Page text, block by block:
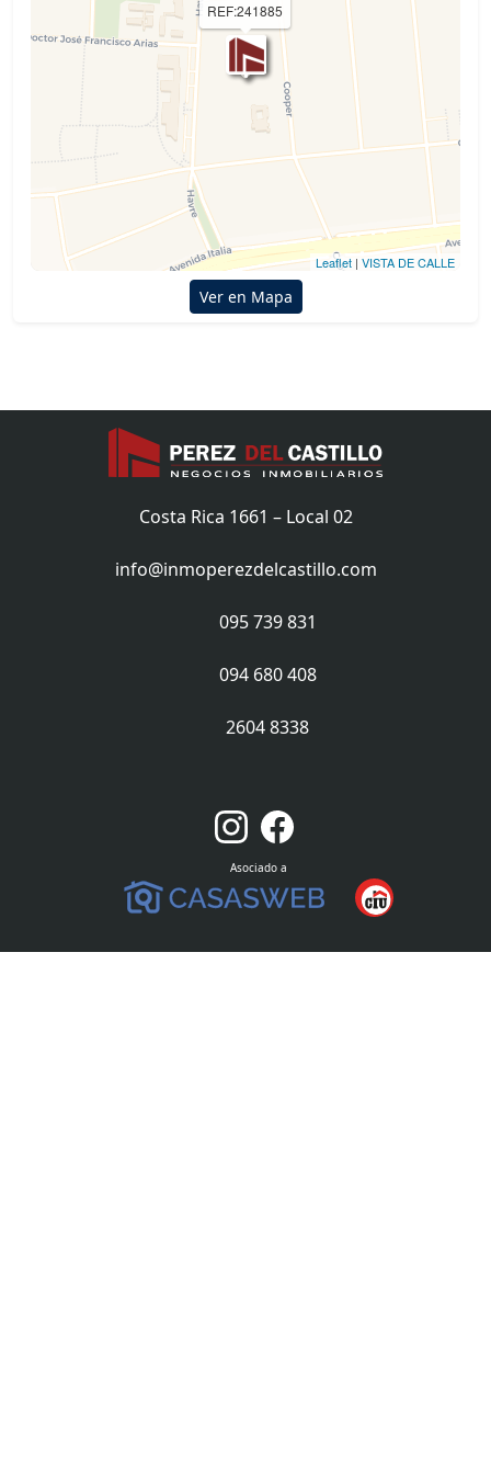
REF:241885
Leaflet | VISTA DE CALLE
Ver en Mapa
Costa Rica 1661 – Local 02
info@inmoperezdelcastillo.com
095 739 831
094 680 408
2604 8338
Asociado a